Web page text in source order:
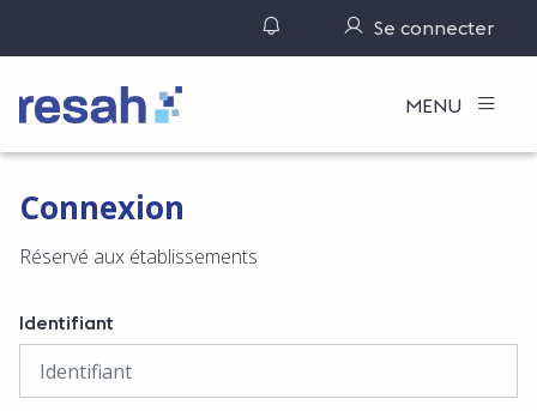
Gérer ses notifications
Se connecter
Logo Resah MENU
Connexion
Réservé aux établissements
Identifiant